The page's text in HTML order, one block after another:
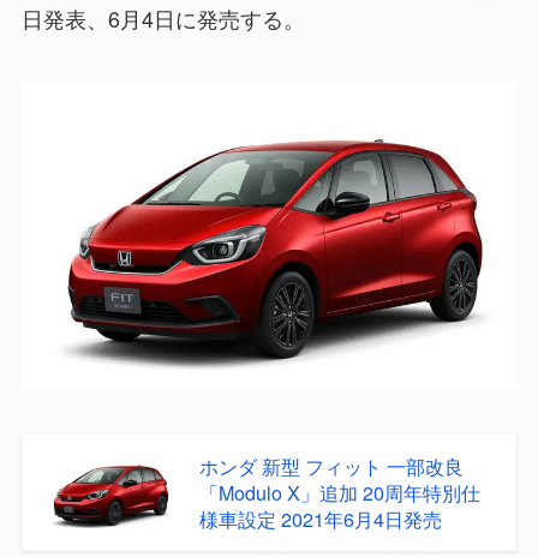
日発表、6月4日に発売する。
ホンダ 新型 フィット 一部改良
「Modulo X」追加 20周年特別仕
様車設定 2021年6月4日発売